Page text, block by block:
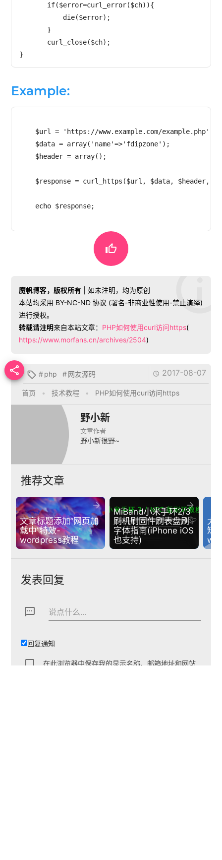
       if($error=curl_error($ch)){
           die($error);
       }
       curl_close($ch);
Example:
$url = 'https://www.example.com/
    $data = array('name'=>'fdipzone');
    $header = array();
$response = curl_https($url, $data,
    echo $response;

魔帆博客，版权所有 | 如未注明，均为原创
本站均采用 BY-NC-ND 协议 (署名-非商业性使用-禁止演绎)
进行授权。
转载请注明来自本站文章： PHP如何使用curl访问https(
https://www.morfans.cn/archives/2504)
  #php #网友源码  2017-08-07
首页 • 技术教程 • PHP如何使用curl访问https
野小新
文章作者
野小新很野~
推荐文章
文章标题添加”网页加
载中”特效-
wordpress教程

MiBand小米手环2/3
刷机刷固件刷表盘刷
字体指南(iPhone iOS
也支持)

大
短
发表回复
textsms 说点什么...
回复通知
在此浏览器中保存我的显示名称、邮箱地址和网站